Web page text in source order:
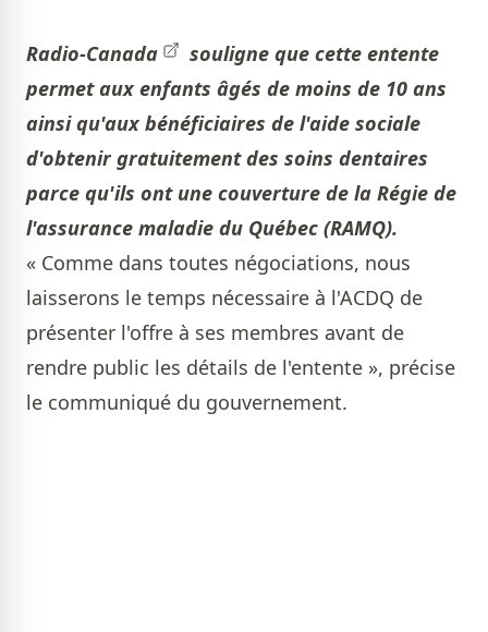
Radio-Canada
souligne que cette entente
permet aux enfants âgés de moins de 10 ans
ainsi qu'aux bénéficiaires de l'aide sociale
d'obtenir gratuitement des soins dentaires
parce qu'ils ont une couverture de la Régie de
l'assurance maladie du Québec (RAMQ).
« Comme dans toutes négociations, nous
laisserons le temps nécessaire à l'ACDQ de
présenter l'offre à ses membres avant de
rendre public les détails de l'entente », précise
le communiqué du gouvernement.